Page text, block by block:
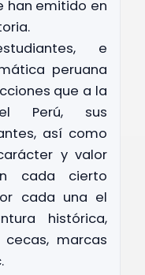
han emitido en
e
peruana
que a la
Perú, sus
así como
y valor
cada cierto
cada una el
histórica,
cecas, marcas
DEL PERÚ
1821-2021